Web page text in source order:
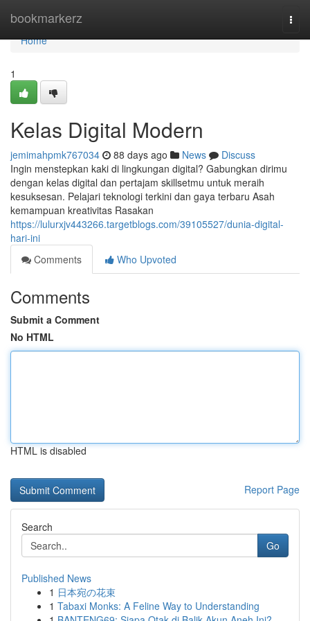
bookmarkerz
Home
Home
1
Kelas Digital Modern
jemimahpmk767034 88 days ago News
Discuss
Ingin menstepkan kaki di lingkungan digital? Gabungkan dirimu
dengan kelas digital dan pertajam skillsetmu untuk meraih
kesuksesan. Pelajari teknologi terkini dan gaya terbaru Asah
kemampuan kreativitas Rasakan
https://lulurxjv443266.targetblogs.com/39105527/dunia-digital-
hari-ini
Comments
Who Upvoted
Comments
Submit a Comment
No HTML
HTML is disabled
Report Page
Search
Go
Published News
1 日本宛の花束
1 Tabaxi Monks: A Feline Way to Understanding